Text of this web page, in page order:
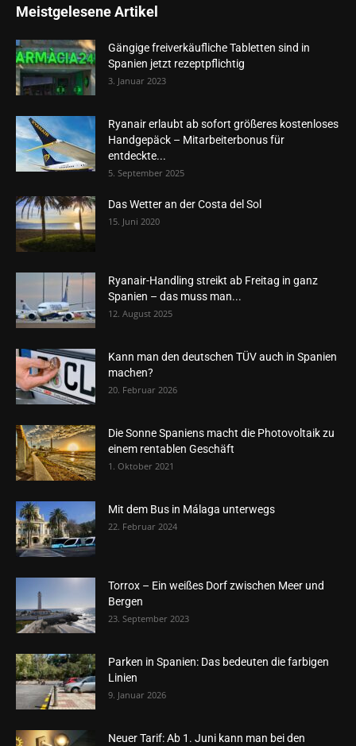
Meistgelesene Artikel
Gängige freiverkäufliche Tabletten sind in
Spanien jetzt rezeptpflichtig
3. Januar 2023
Ryanair erlaubt ab sofort größeres kostenloses
Handgepäck – Mitarbeiterbonus für
entdeckte...
5. September 2025
Das Wetter an der Costa del Sol
15. Juni 2020
Ryanair-Handling streikt ab Freitag in ganz
Spanien – das muss man...
12. August 2025
Kann man den deutschen TÜV auch in Spanien
machen?
20. Februar 2026
Die Sonne Spaniens macht die Photovoltaik zu
einem rentablen Geschäft
1. Oktober 2021
Mit dem Bus in Málaga unterwegs
22. Februar 2024
Torrox – Ein weißes Dorf zwischen Meer und
Bergen
23. September 2023
Parken in Spanien: Das bedeuten die farbigen
Linien
9. Januar 2026
Neuer Tarif: Ab 1. Juni kann man bei den